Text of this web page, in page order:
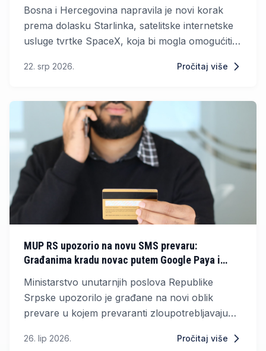
Bosna i Hercegovina napravila je novi korak
prema dolasku Starlinka, satelitske internetske
usluge tvrtke SpaceX, koja bi mogla omogućiti
22. srp 2026. Pročitaj više
MUP RS upozorio na novu SMS prevaru:
Građanima kradu novac putem Google Paya i
Ministarstvo unutarnjih poslova Republike
Srpske upozorilo je građane na novi oblik
prevare u kojem prevaranti zloupotrebljavaju
26. lip 2026. Pročitaj više